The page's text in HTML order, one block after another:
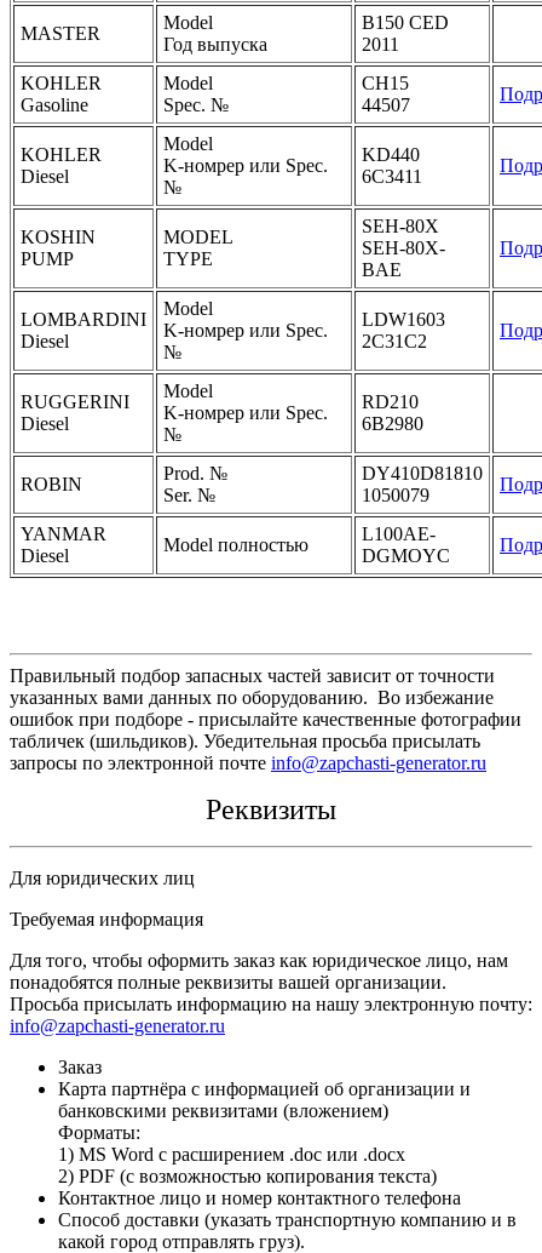
MASTER
Model
Год выпуска
B150 CED
2011
KOHLER
Gasoline
Model
Spec. №
CH15
44507
KOHLER
Diesel
Model
K-номрер или Spec.
№
KD440
6C3411
KOSHIN
PUMP
MODEL
TYPE
SEH-80X
SEH-80X-
BAE
LOMBARDINI
Diesel
Model
K-номрер или Spec.
№
LDW1603
2C31C2
RUGGERINI
Diesel
Model
K-номрер или Spec.
№
RD210
6B2980
ROBIN
Prod. №
Ser. №
DY410D81810
1050079
YANMAR
Diesel
Model полностью
L100AE-
DGMOYC
Правильный подбор запасных частей зависит от точности
указанных вами данных по оборудованию. Во избежание
ошибок при подборе - присылайте качественные фотографии
табличек (шильдиков). Убедительная просьба присылать
запросы по электронной почте info@zapchasti-generator.ru
Реквизиты
Для юридических лиц
Требуемая информация
Для того, чтобы оформить заказ как юридическое лицо, нам
понадобятся полные реквизиты вашей организации.
Просьба присылать информацию на нашу электронную почту:
info@zapchasti-generator.ru
Заказ
Карта партнёра с информацией об организации и
банковскими реквизитами (вложением)
Форматы:
1) MS Word с расширением .doc или .docx
2) PDF (с возможностью копирования текста)
Контактное лицо и номер контактного телефона
Способ доставки (указать транспортную компанию и в
какой город отправлять груз).